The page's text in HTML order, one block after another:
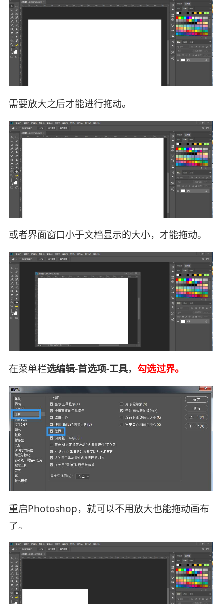
需要放大之后才能进行拖动。
或者界面窗口小于文档显示的大小，才能拖动。
在菜单栏选编辑-首选项-工具， 勾选过界。
重启Photoshop，就可以不用放大也能拖动画布
了。